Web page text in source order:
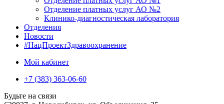
Отделение платных услуг АО №2
Клинико-диагностическая лаборатория
Отделения
Новости
#НацПроектЗдравоохранение
Мой кабинет
+7 (383) 363-06-60
Будьте на связи